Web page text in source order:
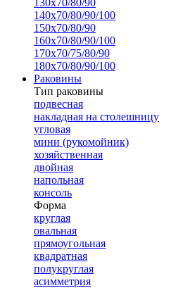
130х70/80/90
140х70/80/90/100
150х70/80/90
160х70/80/90/100
170х70/75/80/90
180х70/80/90/100
Раковины
Тип раковины
подвесная
накладная на столешницу
угловая
мини (рукомойник)
хозяйственная
двойная
напольная
консоль
Форма
круглая
овальная
прямоугольная
квадратная
полукруглая
асимметрия